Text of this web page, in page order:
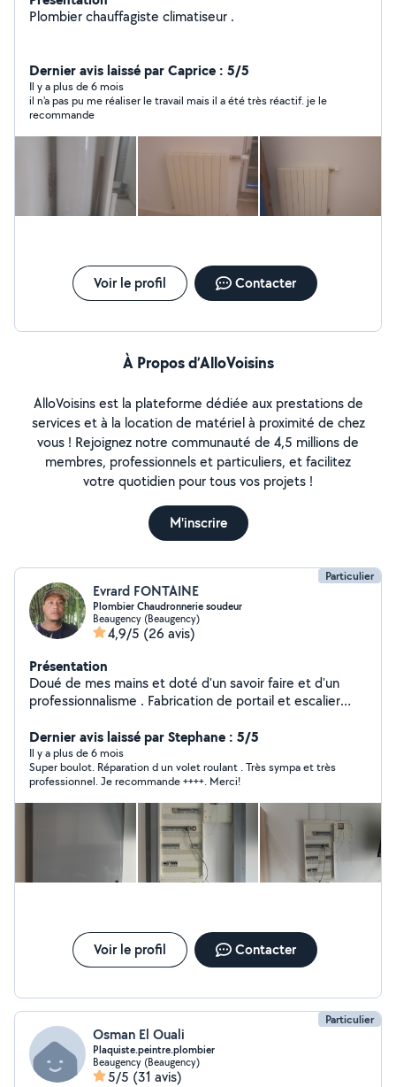
Plombier chauffagiste climatiseur .
Dernier avis laissé par Caprice : 5/5
Il y a plus de 6 mois
il n'a pas pu me réaliser le travail mais il a été très réactif. je le
recommande
Voir le profil Contacter
À Propos d’AlloVoisins
AlloVoisins est la plateforme dédiée aux prestations de
services et à la location de matériel à proximité de chez
vous ! Rejoignez notre communauté de 4,5 millions de
membres, professionnels et particuliers, et facilitez
votre quotidien pour tous vos projets !
M'inscrire
Particulier
Evrard FONTAINE
Plombier Chaudronnerie soudeur
Beaugency (Beaugency)
4,9/5 (26 avis)
Présentation
Doué de mes mains et doté d'un savoir faire et d'un
professionnalisme . Fabrication de portail et escalier
soudage, serrurier, bref diverses réparation je suis
disponible et près à vous aider vous êtes dans le besoin
et en difficulté. N'hésitez pas à me contacter .
Dernier avis laissé par Stephane : 5/5
Il y a plus de 6 mois
Super boulot. Réparation d un volet roulant . Très sympa et très
professionnel. Je recommande ++++. Merci!
Voir le profil Contacter
Particulier
Osman El Ouali
Plaquiste.peintre.plombier
Beaugency (Beaugency)
5/5 (31 avis)